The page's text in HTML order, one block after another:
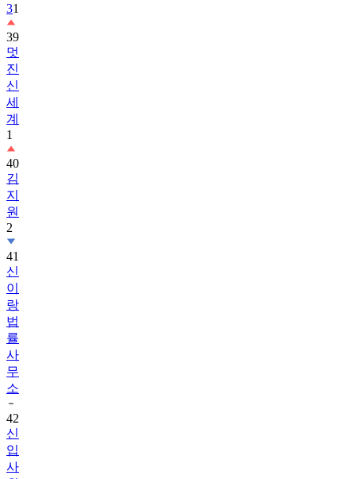
39
멋
진
신
세
계
1
40
김
지
원
2
41
신
이
랑
법
률
사
무
소
42
신
입
사
원
강